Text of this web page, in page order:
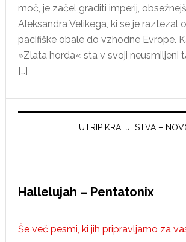
moč, je začel graditi imperij,
Aleksandra Velikega, ki se je raztezal
pacifiške obale do vzhodne Evrope.
»Zlata horda« sta v svoji neusmiljeni
[…]
UTRIP KRALJESTVA –
Hallelujah – Pentatonix
Še več pesmi, ki jih pripravljamo za